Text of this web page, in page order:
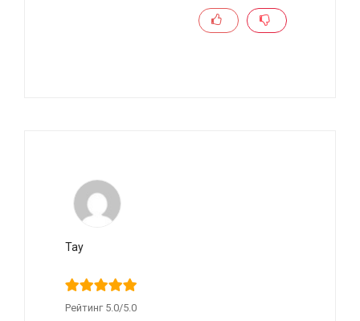
Tay
Рейтинг 5.0/5.0